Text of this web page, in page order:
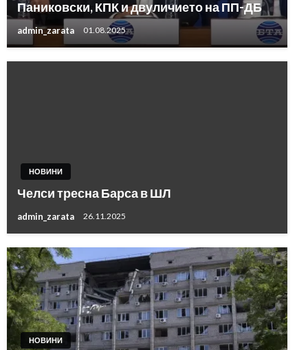
Паниковски, КПК и двуличието на ПП-ДБ
admin_zarata 01.08.2025
НОВИНИ
Челси тресна Барса в ШЛ
admin_zarata 26.11.2025
НОВИНИ